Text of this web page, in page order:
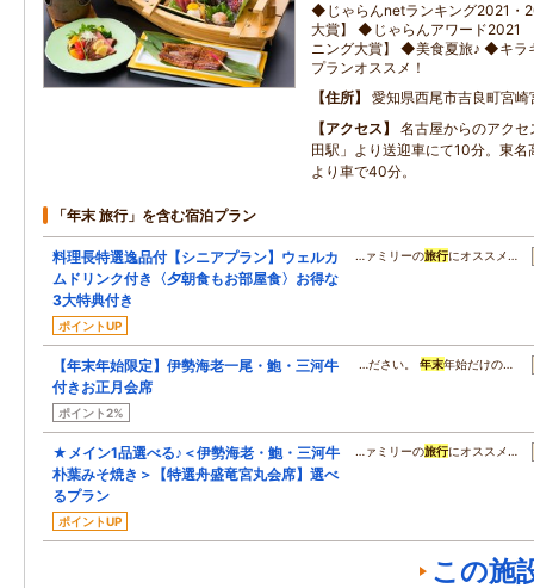
◆じゃらんnetランキング2021・
大賞】 ◆じゃらんアワード2021
ニング大賞】 ◆美食夏旅♪ ◆キラ
プランオススメ！
住所
愛知県西尾市吉良町宮崎
アクセス
名古屋からのアク
田駅」より送迎車にて10分。東名
より車で40分。
「年末 旅行」を含む宿泊プラン
料理長特選逸品付【シニアプラン】ウェルカ
ムドリンク付き〈夕朝食もお部屋食〉お得な
3大特典付き
ポイントUP
…ァミリーの旅行にオススメ…
【年末年始限定】伊勢海老一尾・鮑・三河牛
付きお正月会席
ポイント2%
…ださい。年末年始だけの…
★メイン1品選べる♪＜伊勢海老・鮑・三河牛
朴葉みそ焼き＞【特選舟盛竜宮丸会席】選べ
るプラン
ポイントUP
…ァミリーの旅行にオススメ…
この施